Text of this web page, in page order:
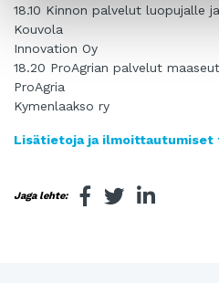
18.10 Kinnon palvelut luopujalle
Kouvola
Innovation Oy
18.20 ProAgrian palvelut
ProAgria
Kymenlaakso ry
Lisätietoja ja ilmoittautumiset
Jaga lehte: